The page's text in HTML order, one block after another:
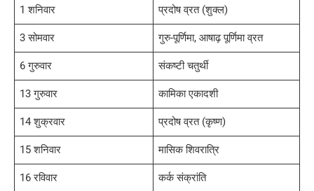
1 शनिवार प्रदोष व्रत (शुक्ल)
3 सोमवार गुरु-पूर्णिमा, आषाढ़ पूर्णिमा व्रत
6 गुरुवार संकष्टी चतुर्थी
13 गुरुवार कामिका एकादशी
14 शुक्रवार प्रदोष व्रत (कृष्ण)
15 शनिवार मासिक शिवरात्रि
16 रविवार कर्क संक्रांति